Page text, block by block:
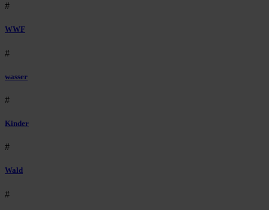
#
WWF
#
wasser
#
Kinder
#
Wald
#